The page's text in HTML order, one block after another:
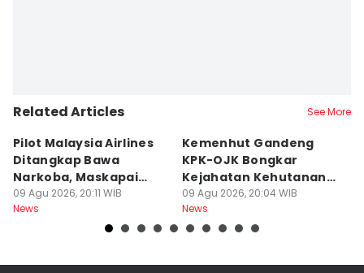
Related Articles See More
Pilot Malaysia Airlines
Ditangkap Bawa
Narkoba, Maskapai
Perketat Tes
09 Agu 2026, 20:11 WIB
News
Kemenhut Gandeng
KPK-OJK Bongkar
Kejahatan Kehutanan
dan Satwa Liar
09 Agu 2026, 20:04 WIB
News